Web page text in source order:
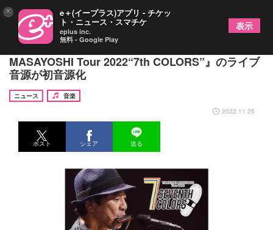
山崎まさよし、2022年ライブツアー『YAMAZAKI
MASAYOSHI Tour 2022“7th COLORS”』のライブ
音源が初音源化
ニュース
音楽
2022.11.25
ポスト シェア 送る
× e＋(イープラス)アプリ - チケッ
ト・ニュース・スマチケ
eplus inc.
無料 - Google Play
表示